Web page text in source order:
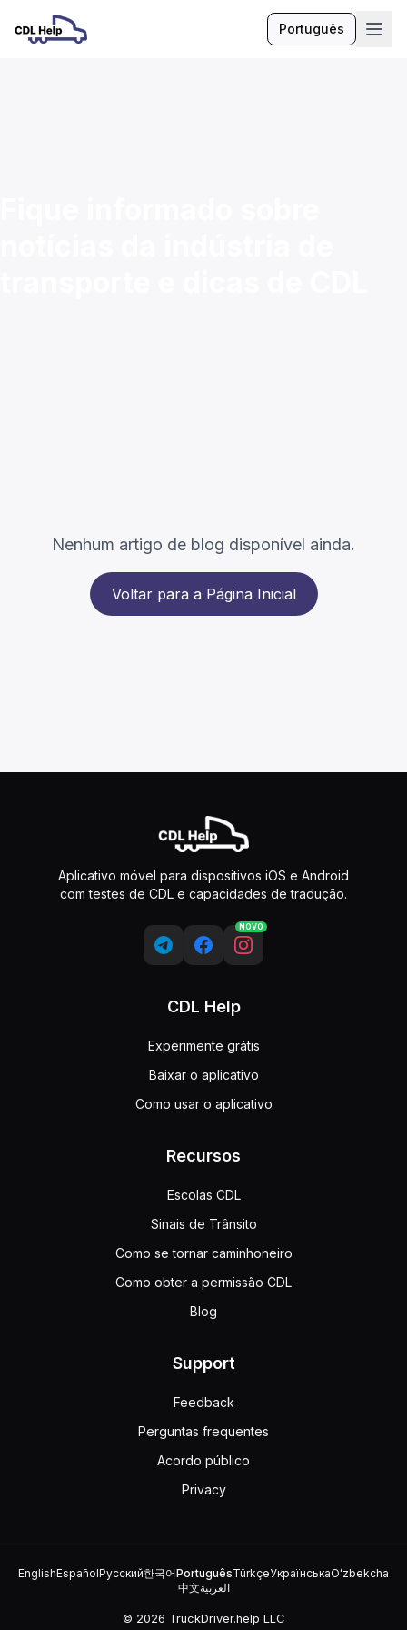
Português
Idioma
Nenhum artigo de blog disponível ainda.
Voltar para a Página Inicial
Aplicativo móvel para dispositivos iOS e Android
com testes de CDL e capacidades de tradução.
NOVO
CDL Help
Experimente grátis
Baixar o aplicativo
Como usar o aplicativo
Recursos
Escolas CDL
Sinais de Trânsito
Como se tornar caminhoneiro
Como obter a permissão CDL
Blog
Support
Feedback
Perguntas frequentes
Acordo público
Privacy
EnglishEspañolРусский한국어PortuguêsTürkçeУкраїнськаOʻzbekcha
中文العربية
© 2026 TruckDriver.help LLC